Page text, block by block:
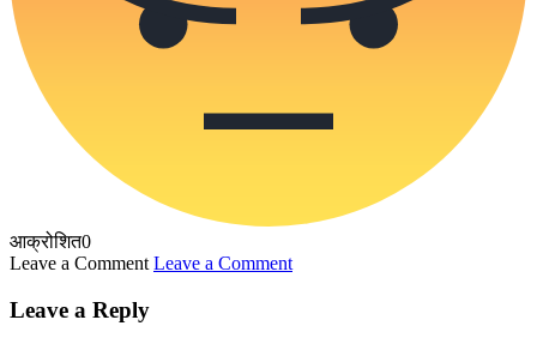
आक्रोशित0
Leave a Comment Leave a Comment
Leave a Reply